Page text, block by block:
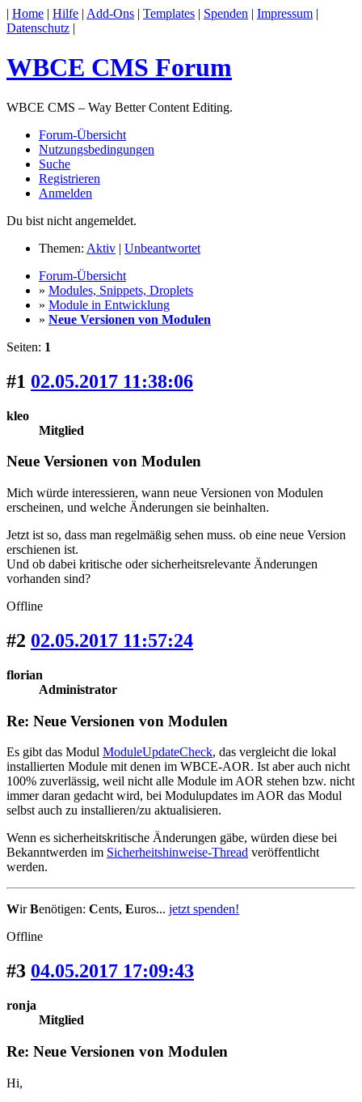
| Home | Hilfe | Add-Ons | Templates | Spenden | Impressum |
Datenschutz |
WBCE CMS Forum
WBCE CMS – Way Better Content Editing.
Forum-Übersicht
Nutzungsbedingungen
Suche
Registrieren
Anmelden
Du bist nicht angemeldet.
Themen: Aktiv | Unbeantwortet
Forum-Übersicht
» Modules, Snippets, Droplets
» Module in Entwicklung
» Neue Versionen von Modulen
Seiten: 1
#1 02.05.2017 11:38:06
kleo
Mitglied
Neue Versionen von Modulen
Mich würde interessieren, wann neue Versionen von Modulen
erscheinen, und welche Änderungen sie beinhalten.
Jetzt ist so, dass man regelmäßig sehen muss. ob eine neue Version
erschienen ist.
Und ob dabei kritische oder sicherheitsrelevante Änderungen
vorhanden sind?
Offline
#2 02.05.2017 11:57:24
florian
Administrator
Re: Neue Versionen von Modulen
Es gibt das Modul ModuleUpdateCheck, das vergleicht die lokal
installierten Module mit denen im WBCE-AOR. Ist aber auch nicht
100% zuverlässig, weil nicht alle Module im AOR stehen bzw. nicht
immer daran gedacht wird, bei Modulupdates im AOR das Modul
selbst auch zu installieren/zu aktualisieren.
Wenn es sicherheitskritische Änderungen gäbe, würden diese bei
Bekanntwerden im Sicherheitshinweise-Thread veröffentlicht
werden.
WirBenötigen: Cents, Euros... jetzt spenden!
Offline
#3 04.05.2017 17:09:43
ronja
Mitglied
Re: Neue Versionen von Modulen
Hi,